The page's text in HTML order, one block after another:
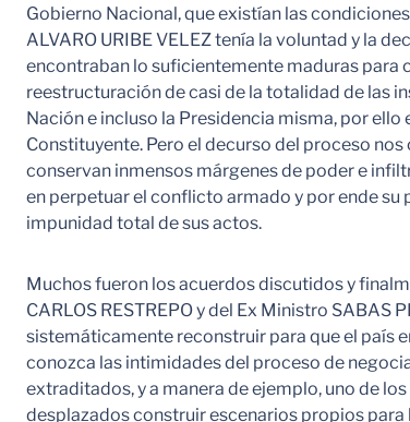
Gobierno Nacional, que existían las
ALVARO URIBE VELEZ tenía la voluntad y la
encontraban lo suficientemente maduras para
reestructuración de casi de la totalidad de las
Nación e incluso la Presidencia misma, por
Constituyente. Pero el decurso del proceso
conservan inmensos márgenes de poder e
en perpetuar el conflicto armado y por ende su
impunidad total de sus actos.
Muchos fueron los acuerdos discutidos y
CARLOS RESTREPO y del Ex Ministro
sistemáticamente reconstruir para que el país
conozca las intimidades del proceso de
extraditados, y a manera de ejemplo, uno de
desplazados construir escenarios propios